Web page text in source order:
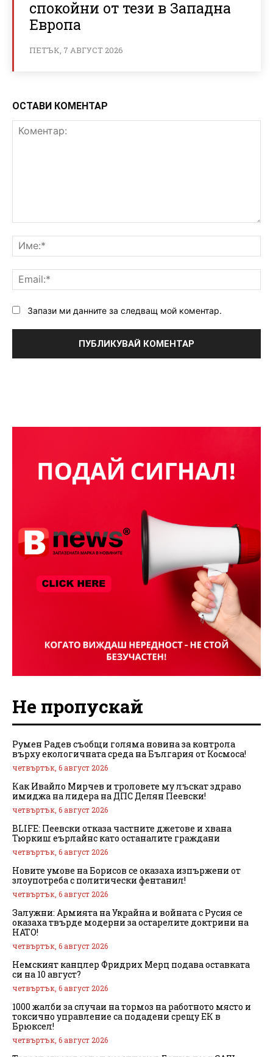
спокойни от тези в Западна
Европа
ПЕТЪК, 7 АВГУСТ 2026
ОСТАВИ КОМЕНТАР
Запази ми данните за следващ мой коментар.
Не пропускай
Румен Радев съобщи голяма новина за контрола
върху екологичната среда на България от Космоса!
четвъртък, 6 август 2026
Как Ивайло Мирчев и троловете му лъскат здраво
имиджа на лидера на ДПС Делян Пеевски!
четвъртък, 6 август 2026
BLIFE: Пеевски отказа частните джетове и хвана
Тюркиш еърлайнс като останалите граждани
четвъртък, 6 август 2026
Новите умове на Борисов се оказаха изпържени от
злоупотреба с политически фентанил!
четвъртък, 6 август 2026
Залужни: Армията на Украйна и войната с Русия се
оказаха твърде модерни за остарелите доктрини на
НАТО!
четвъртък, 6 август 2026
Немският канцлер Фридрих Мерц подава оставката
си на 10 август?
четвъртък, 6 август 2026
1000 жалби за случаи на тормоз на работното място и
токсично управление са подадени срещу ЕК в
Брюксел!
четвъртък, 6 август 2026